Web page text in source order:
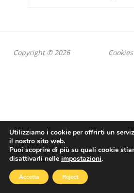
Copyright © 2026
Utilizziamo i cookie per offrirti un
il nostro sito web.
Puoi scoprire di più su quali cookie
disattivarli nelle impostazioni.
Accetta Reject